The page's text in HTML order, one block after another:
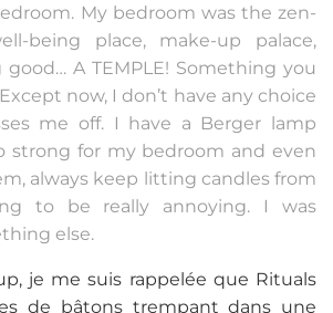
My bedroom was the zen-
being place, make-up palace,
A TEMPLE! Something you
Except now, I don’t have any choice
me off. I have a Berger lamp
strong for my bedroom and even
always keep litting candles from
to be really annoying. I was
else.
je me suis rappelée que Rituals
de bâtons trempant dans une